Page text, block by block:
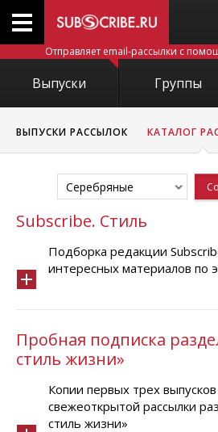
Отправляет email-рассылки с
Выпуски Группы
ВЫПУСКИ РАССЫЛОК КАТАЛОГ
Серебряные
Subscribe. Стиль
Подборка редакции
интересных материалов по
Пробная подписка
стиль жизни»
Копии первых трех
свежеоткрытой рассылки
стиль жизни»